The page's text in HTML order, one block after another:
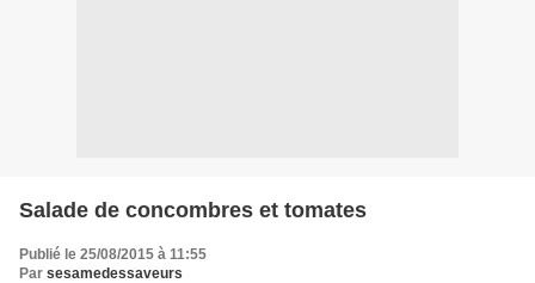
Salade de concombres et tomates
Publié le 25/08/2015 à 11:55
Par sesamedessaveurs